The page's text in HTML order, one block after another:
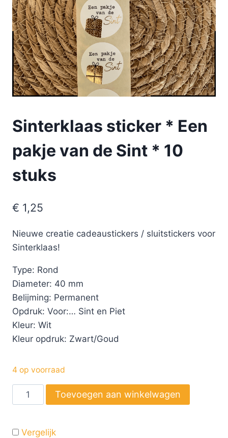
Sinterklaas sticker * Een
pakje van de Sint * 10
stuks
€ 1,25
Nieuwe creatie cadeaustickers / sluitstickers voor
Sinterklaas!
Type: Rond
Diameter: 40 mm
Belijming: Permanent
Opdruk: Voor:… Sint en Piet
Kleur: Wit
Kleur opdruk: Zwart/Goud
4 op voorraad
Toevoegen aan winkelwagen
Vergelijk